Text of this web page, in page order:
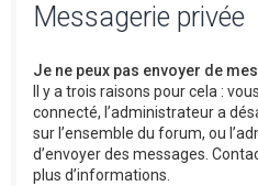
Messagerie privée
Je ne peux pas envoyer de
Il y a trois raisons pour cela :
connecté, l’administrateur a
sur l’ensemble du forum, ou
d’envoyer des messages.
plus d’informations.